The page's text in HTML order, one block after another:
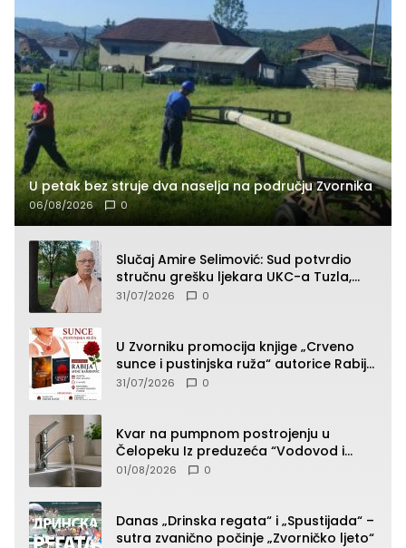
U petak bez struje dva naselja na području Zvornika
06/08/2026 0
Slučaj Amire Selimović: Sud potvrdio
stručnu grešku ljekara UKC-a Tuzla,
presudan dokaz ostala obdukcija
31/07/2026 0
U Zvorniku promocija knjige „Crveno
sunce i pustinjska ruža“ autorice Rabije
Avdić-Hamidović
31/07/2026 0
Kvar na pumpnom postrojenju u
Čelopeku Iz preduzeća “Vodovod i
komunalije”
01/08/2026 0
Danas „Drinska regata“ i „Spustijada“ –
sutra zvanično počinje „Zvorničko ljeto“